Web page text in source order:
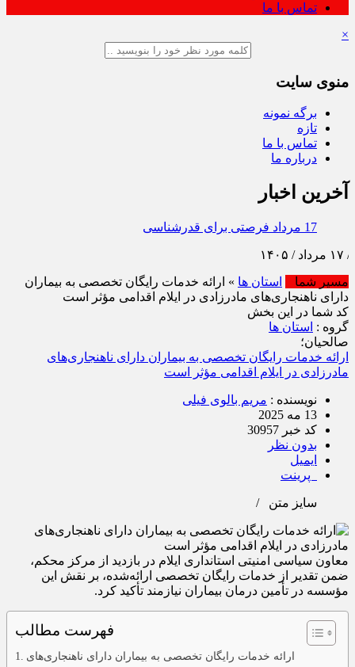
تماس با ما
×
منوی سایت
برگه نمونه
تازه
تماس با ما
درباره ما
آخرین اخبار
17 مرداد فرصتی برای قدرشناسی
مسیر شما استان ها » ارائه خدمات رایگان تخصصی به بیماران
دارای ناهنجاری‌های مادرزادی در ایلام اقدامی مؤثر است
کد شما در این بخش
گروه : استان ها
صالحیان؛
ارائه خدمات رایگان تخصصی به بیماران دارای ناهنجاری‌های
مادرزادی در ایلام اقدامی مؤثر است
نویسنده : مریم بالوی فیلی
13 مه 2025
کد خبر 30957
بدون نظر
ایمیل
پرینت
سایز متن /
معاون سیاسی امنیتی استانداری ایلام در بازدید از مرکز محکم،
ضمن تقدیر از خدمات رایگان تخصصی ارائه‌شده، بر نقش این
مؤسسه در تأمین درمان بیماران نیازمند تأکید کرد.
فهرست مطالب
ارائه خدمات رایگان تخصصی به بیماران دارای ناهنجاری‌های